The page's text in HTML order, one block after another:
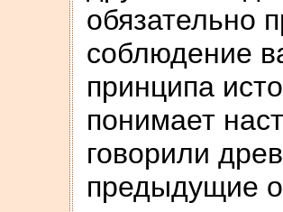
обязательно
соблюдение
принципа
понимает
говорили
предыдущие